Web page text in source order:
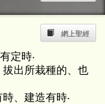
網上聖經
定時‧
拔出所栽種的、也
、建造有時‧